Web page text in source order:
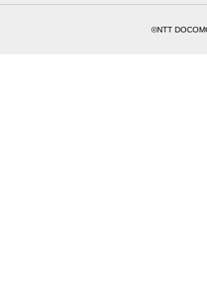
©NTT